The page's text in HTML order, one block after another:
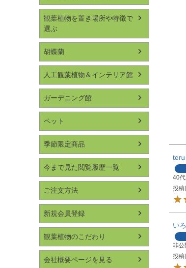
観葉植物を置き場所や特徴で
選ぶ
胡蝶蘭
人工観葉植物＆インテリア館
ガーデニング館
ペット
季節限定商品
今まで見た閲覧履歴一覧
ご注文方法
新規会員登録
観葉植物のこだわり
会社概要ページを見る
teru
40代
投稿
い
非公
投稿